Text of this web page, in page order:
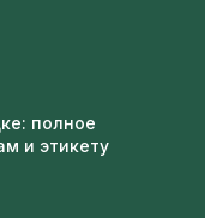
полное
и этикету